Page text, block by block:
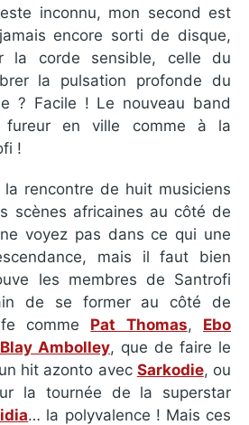
inconnu, mon second est
encore sorti de disque,
la corde sensible, celle du
la pulsation profonde du
? Facile ! Le nouveau band
fureur en ville comme à la
!
rencontre de huit musiciens
scènes africaines au côté de
voyez pas dans ce qui une
mais il faut bien
les membres de Santrofi
de se former au côté de
comme Pat Thomas, Ebo
Ambolley, que de faire le
hit azonto avec Sarkodie, ou
la tournée de la superstar
… la polyvalence ! Mais ces